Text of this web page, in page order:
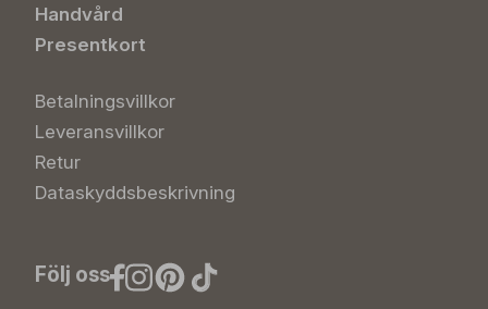
Handvård
Presentkort
Betalningsvillkor
Leveransvillkor
Retur
Dataskyddsbeskrivning
Följ oss